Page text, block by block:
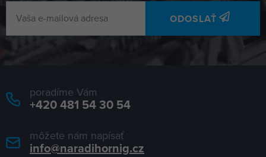
ODOSLAŤ
poradíme Vám
+420 481 54 30 54
môžete nám napísať
info@naradihornig.cz